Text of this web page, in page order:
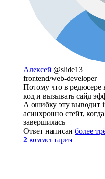
Алексей @slide13
frontend/web-developer
Потому что в редюсере
код и вызывать сайд
А ошибку эту выводит
асинхронно стейт,
завершилась
Ответ написан более
2 комментария